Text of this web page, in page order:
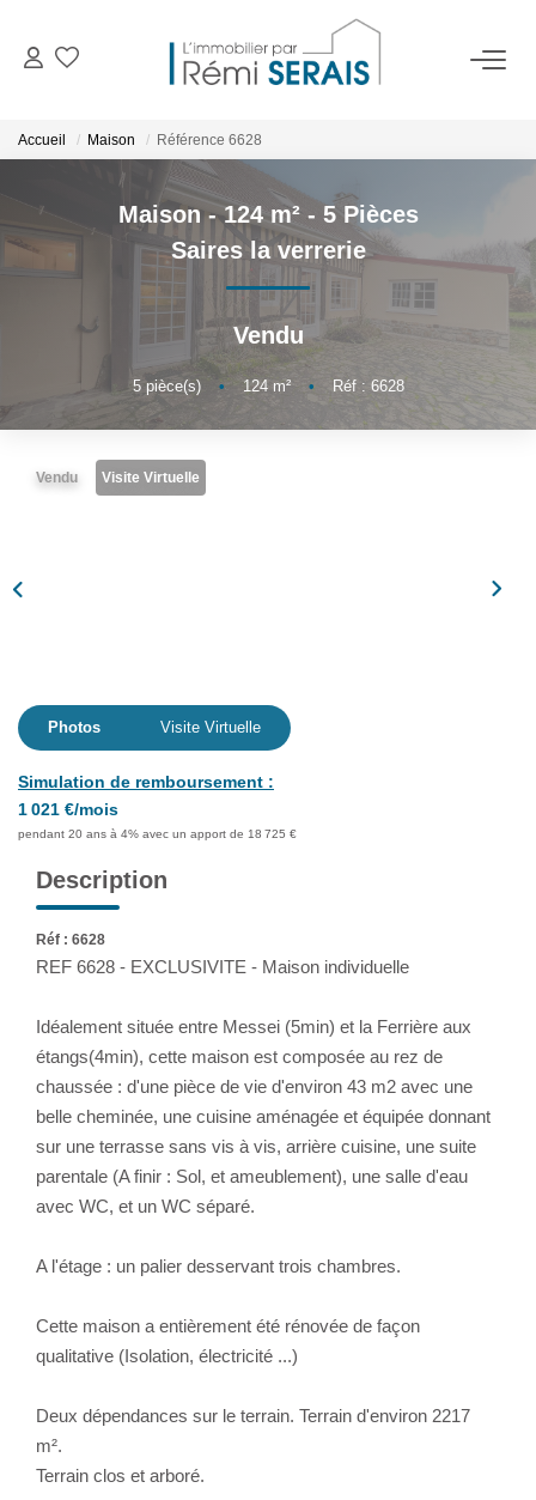
LOUER
VENDRE
BIENS VENDUS
ADMINISTRATION DE BIENS
Accueil Maison Référence 6628
Maison - 124 m² - 5 Pièces
Saires la verrerie
Vendu
5pièce(s) • 124m² • Réf : 6628
Vendu Visite Virtuelle
Simulation de remboursement :
1 021 €/mois
pendant 20 ans à 4% avec un apport de 18 725 €
Photos Visite Virtuelle
Description
Réf : 6628
REF 6628 - EXCLUSIVITE - Maison individuelle
Idéalement située entre Messei (5min) et la Ferrière aux
étangs(4min), cette maison est composée au rez de
chaussée : d'une pièce de vie d'environ 43 m2 avec une
belle cheminée, une cuisine aménagée et équipée donnant
sur une terrasse sans vis à vis, arrière cuisine, une suite
parentale (A finir : Sol, et ameublement), une salle d'eau
avec WC, et un WC séparé.
A l'étage : un palier desservant trois chambres.
Cette maison a entièrement été rénovée de façon
qualitative (Isolation, électricité ...)
Deux dépendances sur le terrain. Terrain d'environ 2217
m².
Terrain clos et arboré.